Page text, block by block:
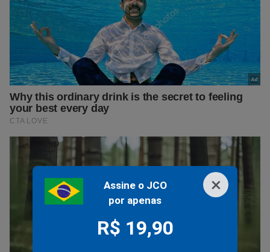
×
Assine o JCO
por apenas
R$ 19,90